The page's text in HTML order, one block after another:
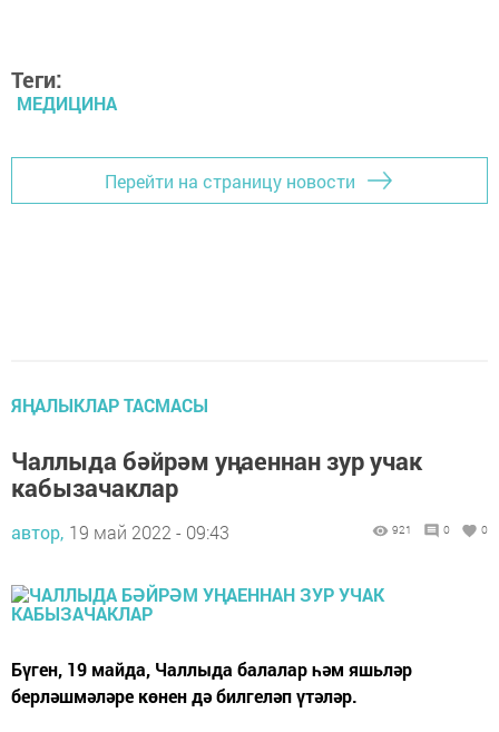
Теги:
МЕДИЦИНА
Перейти на страницу новости
ЯҢАЛЫКЛАР ТАСМАСЫ
Чаллыда бәйрәм уңаеннан зур учак
кабызачаклар
автор, 19 май 2022 - 09:43 921 0 0
Бүген, 19 майда, Чаллыда балалар һәм яшьләр
берләшмәләре көнен дә билгеләп үтәләр.